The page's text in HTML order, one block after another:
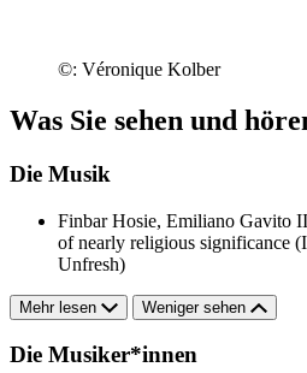
©: Véronique Kolber
Was Sie sehen und
Die Musik
Finbar Hosie, Emiliano Gavito
of nearly religious significance
Unfresh)
Mehr lesen Weniger sehen
Die Musiker*innen